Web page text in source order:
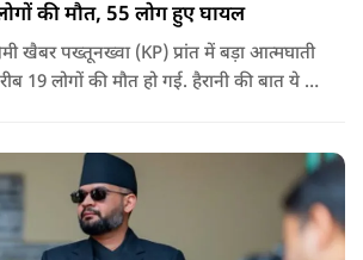
की मौत, 55 लोग हुए घायल
खैबर पख्तूनख्वा (KP) प्रांत में बड़ा आत्मघाती
19 लोगों की मौत हो गई. हैरानी की बात ये है